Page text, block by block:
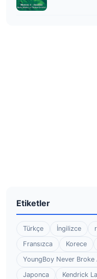
Etiketler
Türkçe İngilizce
Fransızca
Korece
YoungBoy Never Broke
Japonca
Kendrick